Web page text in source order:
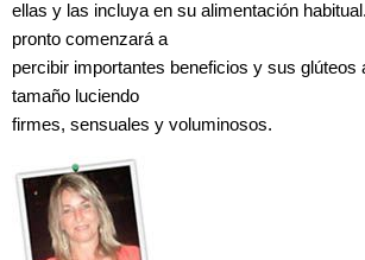
ellas y las incluya en su alimentación
pronto comenzará a
percibir importantes beneficios y sus glúteos
tamaño luciendo
firmes, sensuales y voluminosos.